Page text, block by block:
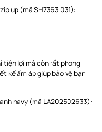
up (mã SH7363 031):
tiện lợi mà còn rất phong
kế ấm áp giúp bảo vệ bạn
navy (mã LA202502633):